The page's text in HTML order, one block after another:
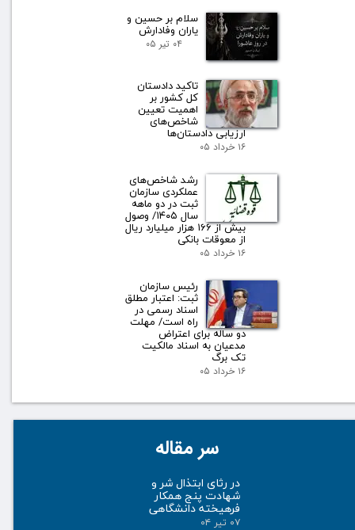
سلام بر حسین و
یاران وفادارش
۰۴ تیر ۰۵
تاکید دادستان
کل کشور بر
اهمیت تعیین
شاخص‌های
ارزیابی دادستان‌ها
۱۶ خرداد ۰۵
رشد شاخص‌های
عملکردی سازمان
ثبت در دو ماهه
سال ۱۴۰۵/ وصول
بیش از ۱۶۶ هزار میلیارد ریال
از معوقات بانکی
۱۶ خرداد ۰۵
رئیس سازمان
ثبت: اعتبار مطلق
اسناد رسمی در
راه است/ مهلت
دو ساله برای اعتراض
مدعیان به اسناد مالکیت
تک برگ
۱۶ خرداد ۰۵
سر مقاله
در رثای ابتذال شر و
شهادت پنج همکار
فرهیخته دانشگاهی
۰۷ تیر ۰۴